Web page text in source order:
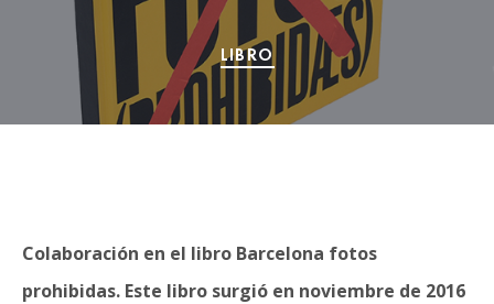
LIBRO
Colaboración en el libro Barcelona fotos
prohibidas. Este libro surgió en noviembre de 2016